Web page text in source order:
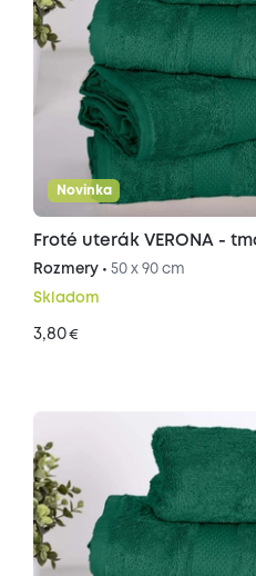
Novinka
Froté uterák VERONA -
Rozmery • 50 x 90 cm
Skladom
3,80€